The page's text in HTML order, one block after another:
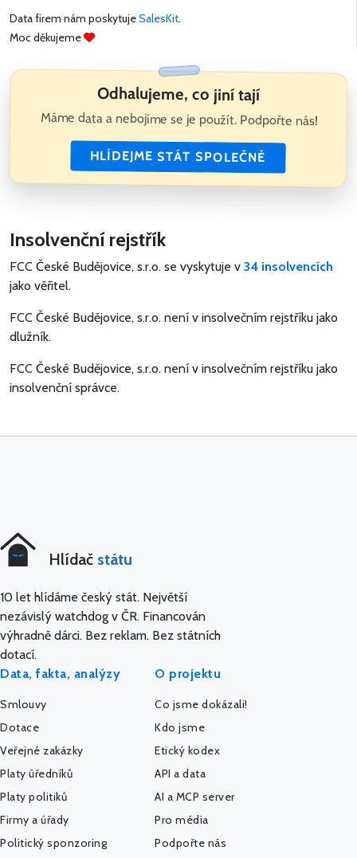
Data firem nám poskytujeSalesKit.
Moc děkujeme
Odhalujeme, co jiní tají
Máme data a nebojíme se je použít. Podpořte nás!
HLÍDEJME STÁT SPOLEČNĚ
Insolvenční rejstřík
FCC České Budějovice, s.r.o. se vyskytuje v 34 insolvencích
jako věřitel.
FCC České Budějovice, s.r.o. není v insolvečním rejstříku jako
dlužník.
FCC České Budějovice, s.r.o. není v insolvečním rejstříku jako
insolvenční správce.
Hlídač státu
10 let hlídáme český stát. Největší
nezávislý watchdog v ČR. Financován
výhradně dárci. Bez reklam. Bez státních
dotací.
Data, fakta, analýzy
Smlouvy
Dotace
Veřejné zakázky
Platy úředníků
Platy politiků
Firmy a úřady
Politický sponzoring
O projektu
Co jsme dokázali!
Kdo jsme
Etický kodex
API a data
AI a MCP server
Pro média
Podpořte nás